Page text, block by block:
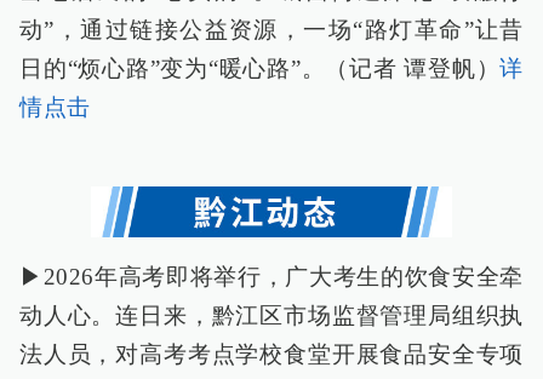
动”，通过链接公益资源，一场“路灯革命”让昔
日的“烦心路”变为“暖心路”。（记者 谭登帆）详
情点击
▶2026年高考即将举行，广大考生的饮食安全牵
动人心。连日来，黔江区市场监督管理局组织执
法人员，对高考考点学校食堂开展食品安全专项